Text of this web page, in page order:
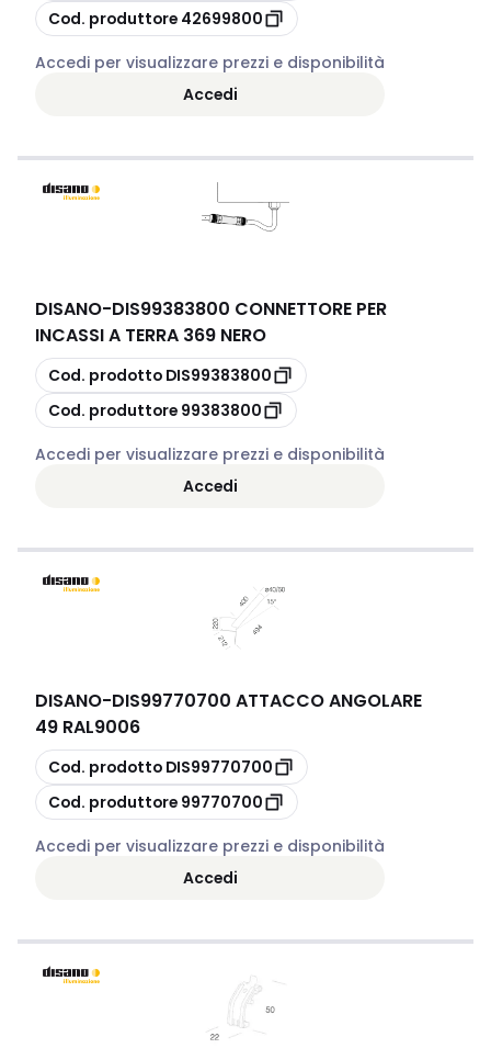
copia
Cod. produttore 42699800
Accedi per visualizzare prezzi e disponibilità
Accedi
DISANO-DIS99383800 CONNETTORE PER
INCASSI A TERRA 369 NERO
copia
Cod. prodotto DIS99383800
copia
Cod. produttore 99383800
Accedi per visualizzare prezzi e disponibilità
Accedi
DISANO-DIS99770700 ATTACCO ANGOLARE
49 RAL9006
copia
Cod. prodotto DIS99770700
copia
Cod. produttore 99770700
Accedi per visualizzare prezzi e disponibilità
Accedi